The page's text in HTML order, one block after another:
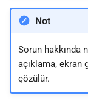
Not
Sorun hakkında
açıklama, ekran
çözülür.